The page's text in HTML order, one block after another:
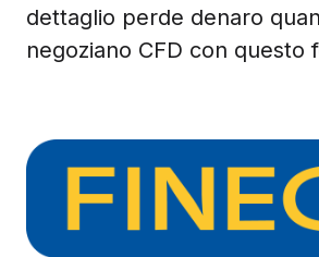
dettaglio perde denaro
negoziano CFD con questo